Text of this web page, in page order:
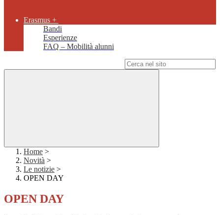
Erasmus +
Bandi
Esperienze
FAQ – Mobilità alunni
Home >
Novità >
Le notizie >
OPEN DAY
OPEN DAY